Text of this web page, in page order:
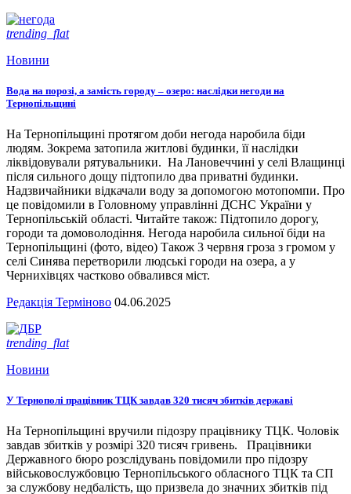
trending_flat
Новини
Вода на порозі, а замість городу – озеро: наслідки негоди на
Тернопільщині
На Тернопільщині протягом доби негода наробила біди
людям. Зокрема затопила житлові будинки, її наслідки
ліквідовували рятувальники. На Лановеччині у селі Влащинці
після сильного дощу підтопило два приватні будинки.
Надзвичайники відкачали воду за допомогою мотопомпи. Про
це повідомили в Головному управлінні ДСНС України у
Тернопільській області. Читайте також: Підтопило дорогу,
городи та домоволодіння. Негода наробила сильної біди на
Тернопільщині (фото, відео) Також 3 червня гроза з громом у
селі Синява перетворили людські городи на озера, а у
Чернихівцях частково обвалився міст.
Редакція Терміново 04.06.2025
trending_flat
Новини
У Тернополі працівник ТЦК завдав 320 тисяч збитків державі
На Тернопільщині вручили підозру працівнику ТЦК. Чоловік
завдав збитків у розмірі 320 тисяч гривень. Працівники
Державного бюро розслідувань повідомили про підозру
військовослужбовцю Тернопільського обласного ТЦК та СП
за службову недбалість, що призвела до значних збитків під